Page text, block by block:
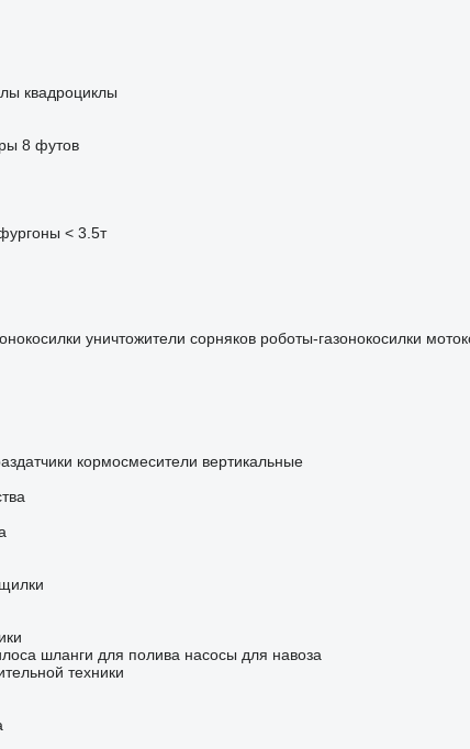
квадроциклы
8 футов
< 3.5т
уничтожители сорняков роботы-газонокосилки
кормосмесители вертикальные
шланги для полива насосы для навоза
техники